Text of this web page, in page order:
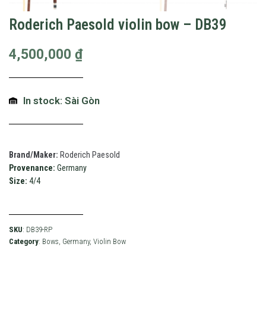
Roderich Paesold violin bow – DB39
4,500,000 ₫
In stock: Sài Gòn
Brand/Maker: Roderich Paesold
Provenance: Germany
Size: 4/4
SKU: DB39-RP
Category: Bows Germany, Violin Bow